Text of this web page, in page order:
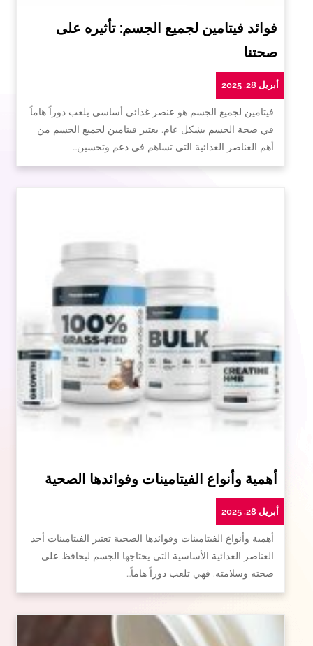
فوائد فيتامين لجميع الجسم: تأثيره على
صحتنا
أبريل 28, 2025
فيتامين لجميع الجسم هو عنصر غذائي أساسي يلعب دوراً هاماً
في صحة الجسم بشكل عام. يعتبر فيتامين لجميع الجسم من
أهم العناصر الغذائية التي تساهم في دعم وتحسين…
أهمية وأنواع الفيتامينات وفوائدها الصحية
أبريل 28, 2025
أهمية وأنواع الفيتامينات وفوائدها الصحية تعتبر الفيتامينات أحد
العناصر الغذائية الأساسية التي يحتاجها الجسم ليحافظ على
صحته وسلامته. فهي تلعب دوراً هاماً…